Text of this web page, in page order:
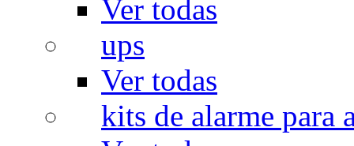
Ver todas
ups
Ver todas
kits de alarme para